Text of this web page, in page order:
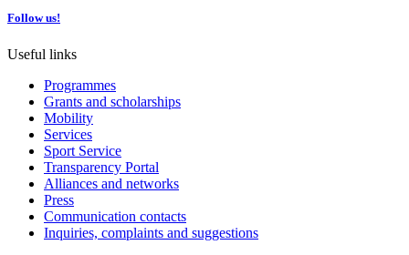
Follow us!
Useful links
Programmes
Grants and scholarships
Mobility
Services
Sport Service
Transparency Portal
Alliances and networks
Press
Communication contacts
Inquiries, complaints and suggestions